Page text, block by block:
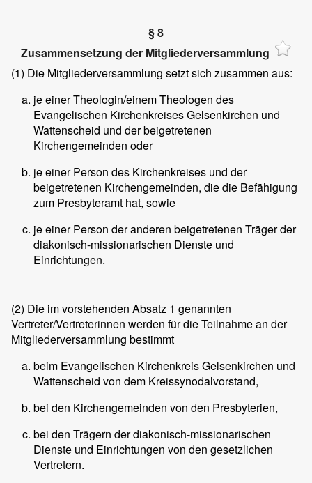
§ 8
Zusammensetzung der Mitgliederversammlung
(1) Die Mitgliederversammlung setzt sich zusammen aus:
je einer Theologin/einem Theologen des
Evangelischen Kirchenkreises Gelsenkirchen und
Wattenscheid und der beigetretenen
Kirchengemeinden oder
je einer Person des Kirchenkreises und der
beigetretenen Kirchengemeinden, die die Befähigung
zum Presbyteramt hat, sowie
je einer Person der anderen beigetretenen Träger der
diakonisch-missionarischen Dienste und
Einrichtungen.
(2) Die im vorstehenden Absatz 1 genannten
Vertreter/Vertreterinnen werden für die Teilnahme an der
Mitgliederversammlung bestimmt
beim Evangelischen Kirchenkreis Gelsenkirchen und
Wattenscheid von dem Kreissynodalvorstand,
bei den Kirchengemeinden von den Presbyterien,
bei den Trägern der diakonisch-missionarischen
Dienste und Einrichtungen von den gesetzlichen
Vertretern.